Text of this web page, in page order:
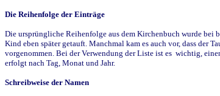
Die Reihenfolge der Einträge
Die ursprüngliche Reihenfolge aus dem Kirchenbuch wurde bei
Kind eben später getauft. Manchmal kam es auch vor, dass der
vorgenommen. Bei der Verwendung der Liste ist es wichtig,
erfolgt nach Tag, Monat und Jahr.
Schreibweise der Namen